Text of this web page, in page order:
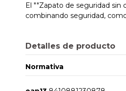
El ""Zapato de seguridad sin
combinando seguridad,
Detalles de producto
Normativa